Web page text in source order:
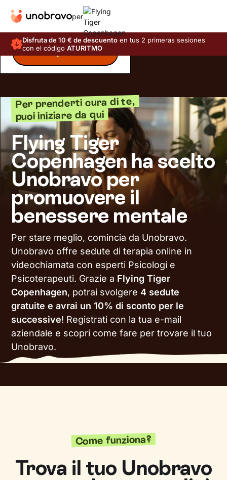
per
Disfruta de 10 € de descuento en tus 2 primeras sesiones
con el códigoATURITMO
Inizia il questionario
Per prenderti cura di te,
puoi iniziare da qui
Flying Tiger
Copenhagen ha scelto
Unobravo per
promuovere il
benessere mentale
Per stare meglio, comincia da Unobravo.
Unobravo offre sedute di terapia online in
videochiamata con esperti Psicologi e
Psicoterapeuti. Grazie a Flying Tiger
Copenhagen, potrai svolgere 4 sedute
gratuite e avrai un 10% di sconto per le
successive! Registrati con la tua e-mail
aziendale e scopri come fare per trovare il tuo
Unobravo.
Come funziona?
Trova il tuo Unobravo